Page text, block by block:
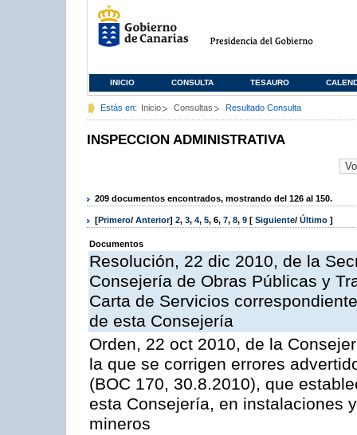
INICIO CONSULTA TESAURO
Estás en: Inicio Consultas Resultado Consulta
INSPECCION ADMINISTRATIVA
209 documentos encontrados, mostrando del 126 al 150.
[Primero/ Anterior] 2, 3, 4, 5, 6, 7, 8, 9 [ Siguiente/ Último ]
Documentos
Resolución, 22 dic 2010, de la
Consejería de Obras Públicas y
Carta de Servicios
de esta Consejería
Orden, 22 oct 2010, de la
la que se corrigen errores
(BOC 170, 30.8.2010), que
esta Consejería, en instalaciones
mineros